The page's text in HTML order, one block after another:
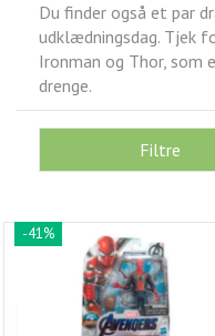
Du finder også et par
udklædningsdag. Tjek
Ironman og Thor, som
drenge.
Filtre
-41%